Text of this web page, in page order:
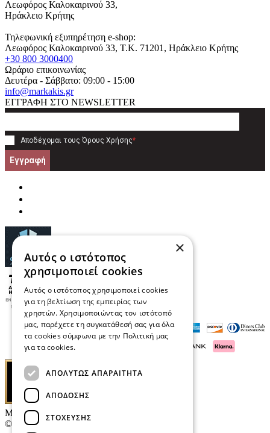
Λεωφόρος Καλοκαιρινού 33,
Ηράκλειο Κρήτης
Τηλεφωνική εξυπηρέτηση e-shop:
Λεωφόρος Καλοκαιρινού 33, T.K. 71201 , Ηράκλειο Κρήτης
+30 800 3000400
Ωράριο επικοινωνίας
Δευτέρα - Σάββατο: 09:00 - 15:00
info@markakis.gr
ΕΓΓΡΑΦΗ ΣΤΟ NEWSLETTER
Αποδέχομαι τους Όρους Χρήσης*
Εγγραφή
Μαρκάκης Οπτικά
© 2026
×
Αυτός ο ιστότοπος
χρησιμοποιεί cookies
Αυτός ο ιστότοπος χρησιμοποιεί cookies
για τη βελτίωση της εμπειρίας των
χρηστών. Χρησιμοποιώντας τον ιστότοπό
μας, παρέχετε τη συγκατάθεσή σας για όλα
τα cookies σύμφωνα με την Πολιτική μας
για τα cookies.
ΑΠΟΛΎΤΩΣ ΑΠΑΡΑΊΤΗΤΑ
ΑΠΌΔΟΣΗΣ
ΣΤΌΧΕΥΣΗΣ